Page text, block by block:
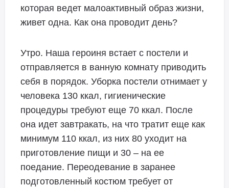
которая ведет малоактивный образ жизни,
живет одна. Как она проводит день?
Утро. Наша героиня встает с постели и
отправляется в ванную комнату приводить
себя в порядок. Уборка постели отнимает у
человека 130 ккал, гигиенические
процедуры требуют еще 70 ккал. После
она идет завтракать, на что тратит еще как
минимум 110 ккал, из них 80 уходит на
приготовление пищи и 30 – на ее
поедание. Переодевание в заранее
подготовленный костюм требует от